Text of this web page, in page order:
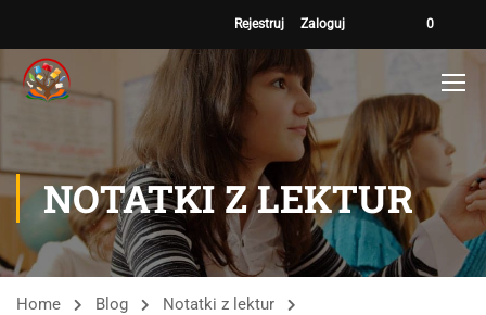
Rejestruj Zaloguj 0
NOTATKI Z LEKTUR
Home Blog Notatki z lektur